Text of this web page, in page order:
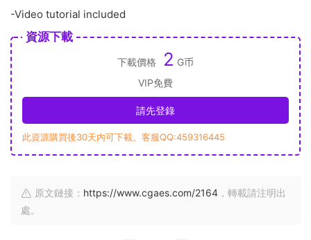
-Video tutorial included
資源下載
下載價格 2 G币
VIP免費
請先登錄
此資源購買後30天内可下載。客服QQ:459316445
原文鏈接： https://www.cgaes.com/2164 ，轉載請注明出
處。